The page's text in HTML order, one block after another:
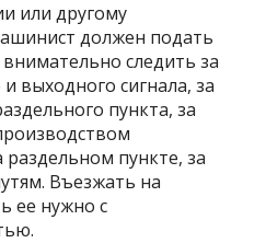
или другому
должен подать
следить за
выходного сигнала, за
пункта, за
пункте, за
Въезжать на
ее нужно с